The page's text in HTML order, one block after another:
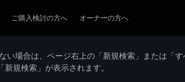
ご購入検討の方へ オーナーの方へ
い場合は、ページ右上の「新規検索」または「
規検索」が表示されます。